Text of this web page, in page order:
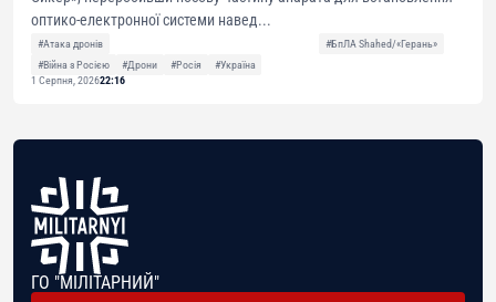
оптико-електронної системи навед...
#Атака дронів
#БпЛА Shahed/«Герань»
#Війна з Росією
#Дрони #Росія
#Україна
1 Серпня, 202622:16
ГО "МІЛІТАРНИЙ"